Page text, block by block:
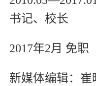
书记、校长
2017年2月 免职
新媒体编辑：崔